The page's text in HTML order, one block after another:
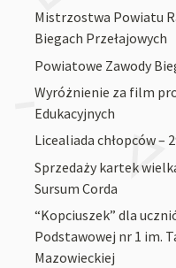
Mistrzostwa Powiatu
Biegach Przełajowych
Powiatowe Zawody
Wyróżnienie za film
Edukacyjnych
Licealiada chłopców –
Sprzedaży kartek
Sursum Corda
“Kopciuszek” dla
Podstawowej nr 1 im.
Mazowieckiej